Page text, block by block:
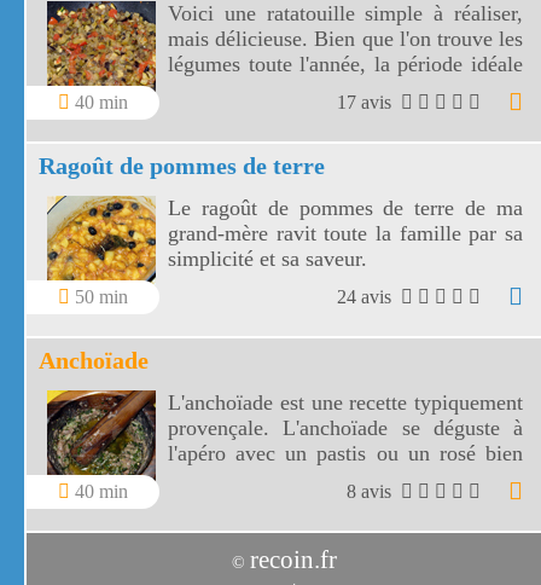
40 min
Voici une ratatouille simple à réaliser,
mais délicieuse. Bien que l'on trouve les
légumes toute l'année, la période idéale
pour faire cette ratatouille bohémienne
reste le printemps et l'été.
17 avis
Ragoût de pommes de terre
50 min
Le ragoût de pommes de terre de ma
grand-mère ravit toute la famille par sa
simplicité et sa saveur.
24 avis
Anchoïade
40 min
L'anchoïade est une recette typiquement
provençale. L'anchoïade se déguste à
l'apéro avec un pastis ou un rosé bien
8 avis
© recoin.fr